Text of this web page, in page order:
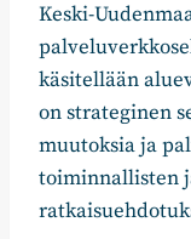
Keski-
käsitellään
on strateginen
muutoksia ja
toiminnallisten